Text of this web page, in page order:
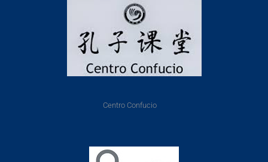
Centro Confucio